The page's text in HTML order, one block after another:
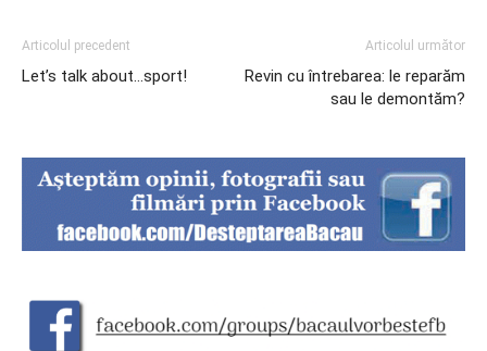
Articolul precedent
Let’s talk about…sport!
Articolul următor
Revin cu întrebarea: le reparăm
sau le demontăm?